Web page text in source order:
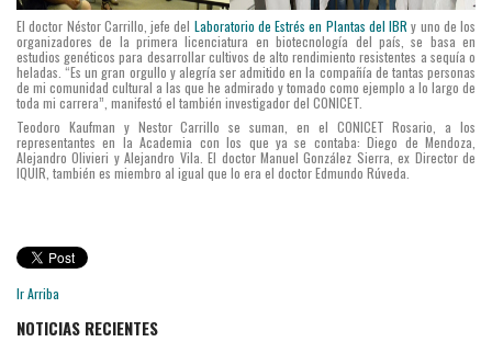
El doctor Néstor Carrillo, jefe del Laboratorio de Estrés en Plantas del IBRy uno de los
organizadores de la primera licenciatura en biotecnología del país, se basa en
estudios genéticos para desarrollar cultivos de alto rendimiento resistentes a sequía o
heladas. “Es un gran orgullo y alegría ser admitido en la compañía de tantas personas
de mi comunidad cultural a las que he admirado y tomado como ejemplo a lo largo de
toda mi carrera”, manifestó el también investigador del CONICET.
Teodoro Kaufman y Nestor Carrillo se suman, en el CONICET Rosario, a los
representantes en la Academia con los que ya se contaba: Diego de Mendoza,
Alejandro Olivieri y Alejandro Vila. El doctor Manuel González Sierra, ex Director de
IQUIR, también es miembro al igual que lo era el doctor Edmundo Rúveda.
Ir Arriba
NOTICIAS RECIENTES